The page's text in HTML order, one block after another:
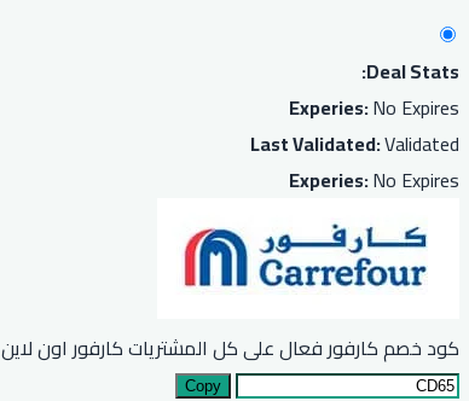
Deal Stats:
Experies:No Expires
Last Validated:Validated
Experies:No Expires
كود خصم كارفور فعال على كل المشتريات كارفور اون لاين
Copy